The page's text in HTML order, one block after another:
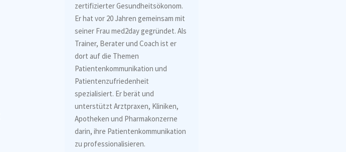
zertifizierter Gesundheitsökonom.
Er hat vor 20 Jahren gemeinsam mit
seiner Frau med2day gegründet. Als
Trainer, Berater und Coach ist er
dort auf die Themen
Patientenkommunikation und
Patientenzufriedenheit
spezialisiert. Er berät und
unterstützt Arztpraxen, Kliniken,
Apotheken und Pharmakonzerne
darin, ihre Patientenkommunikation
zu professionalisieren.